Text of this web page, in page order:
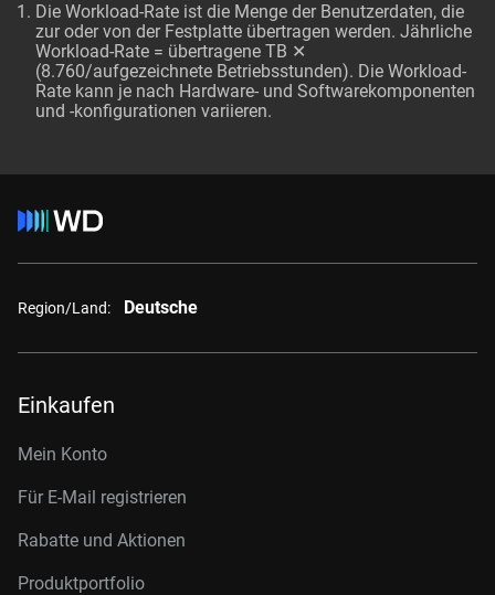
Die Workload-Rate ist die Menge der Benutzerdaten, die
zur oder von der Festplatte übertragen werden. Jährliche
Workload-Rate = übertragene TB ✕
(8.760/aufgezeichnete Betriebsstunden). Die Workload-
Rate kann je nach Hardware- und Softwarekomponenten
und -konfigurationen variieren.
Region/Land: Deutsche
Einkaufen
Mein Konto
Für E-Mail registrieren
Rabatte und Aktionen
Produktportfolio